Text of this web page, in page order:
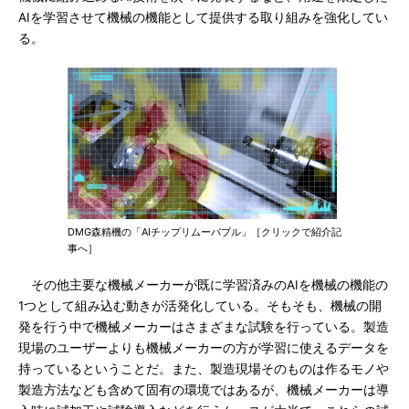
AIを学習させて機械の機能として提供する取り組みを強化してい
る。
DMG森精機の「AIチップリムーバブル」［クリックで紹介記
事へ］
その他主要な機械メーカーが既に学習済みのAIを機械の機能の
1つとして組み込む動きが活発化している。そもそも、機械の開
発を行う中で機械メーカーはさまざまな試験を行っている。製造
現場のユーザーよりも機械メーカーの方が学習に使えるデータを
持っているということだ。また、製造現場そのものは作るモノや
製造方法なども含めて固有の環境ではあるが、機械メーカーは導